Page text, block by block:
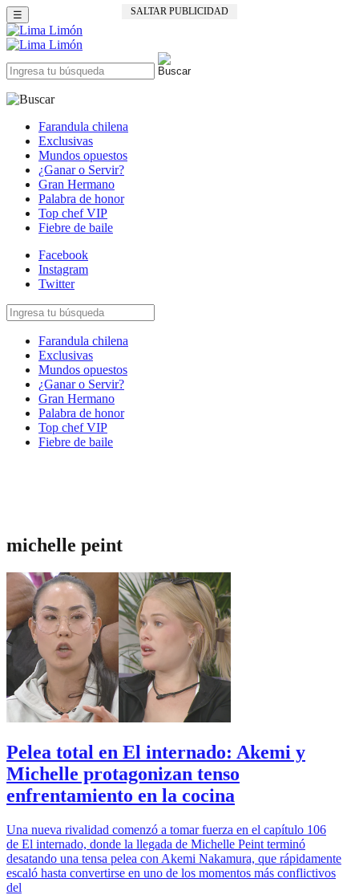
SALTAR PUBLICIDAD
☰
Farandula chilena
Exclusivas
Mundos opuestos
¿Ganar o Servir?
Gran Hermano
Palabra de honor
Top chef VIP
Fiebre de baile
Facebook
Instagram
Twitter
Farandula chilena
Exclusivas
Mundos opuestos
¿Ganar o Servir?
Gran Hermano
Palabra de honor
Top chef VIP
Fiebre de baile
michelle peint
Pelea total en El internado: Akemi y
Michelle protagonizan tenso
enfrentamiento en la cocina
Una nueva rivalidad comenzó a tomar fuerza en el capítulo 106
de El internado, donde la llegada de Michelle Peint terminó
desatando una tensa pelea con Akemi Nakamura, que rápidamente
escaló hasta convertirse en uno de los momentos más conflictivos
del